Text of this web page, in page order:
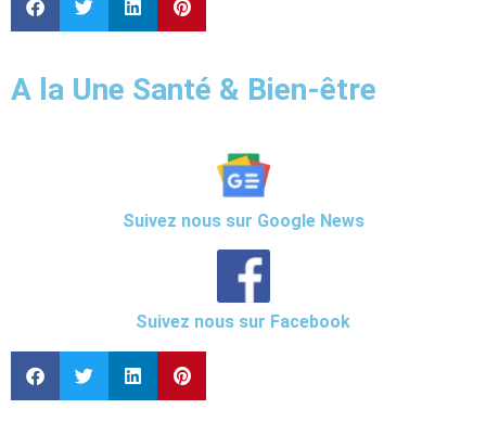
A la Une Santé & Bien-être
Suivez nous sur Google News
Suivez nous sur Facebook